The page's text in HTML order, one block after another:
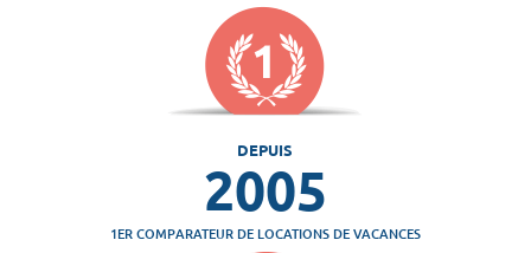
DEPUIS
2005
1ER COMPARATEUR DE LOCATIONS DE VACANCES